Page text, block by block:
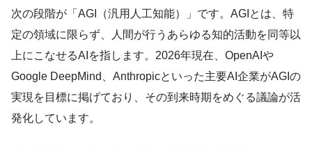
次の段階が「AGI（汎用人工知能）」です。AGIとは、特
定の領域に限らず、人間が行うあらゆる知的活動を同等以
上にこなせるAIを指します。2026年現在、OpenAIや
Google DeepMind、Anthropicといった主要AI企業がAGIの
実現を目標に掲げており、その到来時期をめぐる議論が活
発化しています。